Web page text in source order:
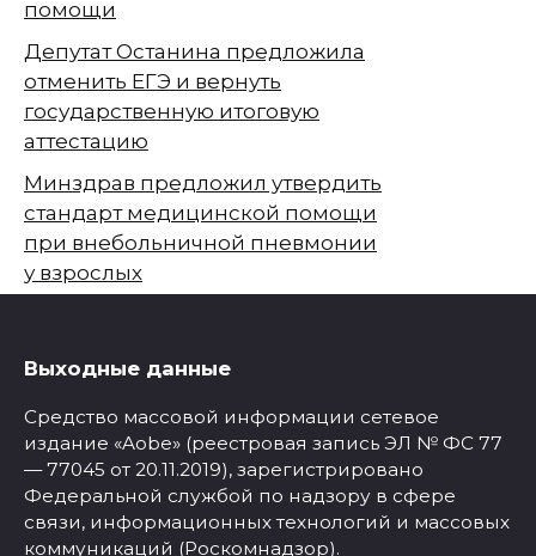
помощи
Депутат Останина предложила
отменить ЕГЭ и вернуть
государственную итоговую
аттестацию
Минздрав предложил утвердить
стандарт медицинской помощи
при внебольничной пневмонии
у взрослых
Выходные данные
Средство массовой информации сетевое
издание «Aobe» (реестровая запись ЭЛ № ФС 77
— 77045 от 20.11.2019), зарегистрировано
Федеральной службой по надзору в сфере
связи, информационных технологий и массовых
коммуникаций (Роскомнадзор).